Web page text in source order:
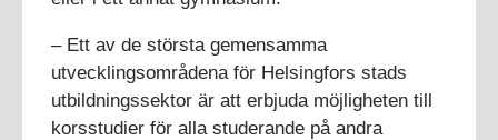
– Ett av de största gemensamma
utvecklingsområdena för Helsingfors stads
utbildningssektor är att erbjuda möjligheten till
korsstudier för alla studerande på andra